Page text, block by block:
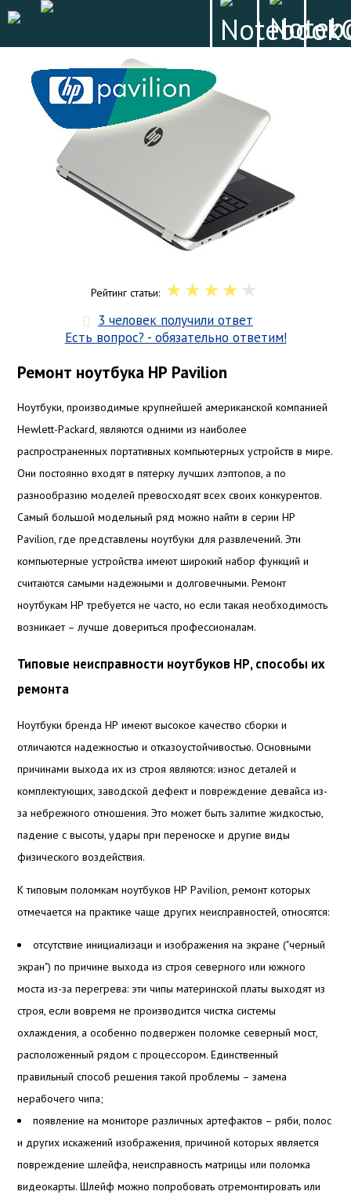
Рейтинг статьи:
3 человек получили ответ
Есть вопрос? - обязательно ответим!
Ремонт ноутбука НР Pavilion
Ноутбуки, производимые крупнейшей американской компанией
Hewlett-Packard, являются одними из наиболее
распространенных портативных компьютерных устройств в мире.
Они постоянно входят в пятерку лучших лэптопов, а по
разнообразию моделей превосходят всех своих конкурентов.
Самый большой модельный ряд можно найти в серии НР
Pavilion, где представлены ноутбуки для развлечений. Эти
компьютерные устройства имеют широкий набор функций и
считаются самыми надежными и долговечными. Ремонт
ноутбукам НР требуется не часто, но если такая необходимость
возникает – лучше довериться профессионалам.
Типовые неисправности ноутбуков НР, способы их
ремонта
Ноутбуки бренда НР имеют высокое качество сборки и
отличаются надежностью и отказоустойчивостью. Основными
причинами выхода их из строя являются: износ деталей и
комплектующих, заводской дефект и повреждение девайса из-
за небрежного отношения. Это может быть залитие жидкостью,
падение с высоты, удары при переноске и другие виды
физического воздействия.
К типовым поломкам ноутбуков НР Pavilion, ремонт которых
отмечается на практике чаще других неисправностей, относятся:
отсутствие инициализаци и изображения на экране ("черный
экран") по причине выхода из строя северного или южного
моста из-за перегрева: эти чипы материнской платы выходят из
строя, если вовремя не производится чистка системы
охлаждения, а особенно подвержен поломке северный мост,
расположенный рядом с процессором. Единственный
правильный способ решения такой проблемы – замена
нерабочего чипа;
появление на мониторе различных артефактов – ряби, полос
и других искажений изображения, причиной которых является
повреждение шлейфа, неисправность матрицы или поломка
видеокарты. Шлейф можно попробовать отремонтировать или